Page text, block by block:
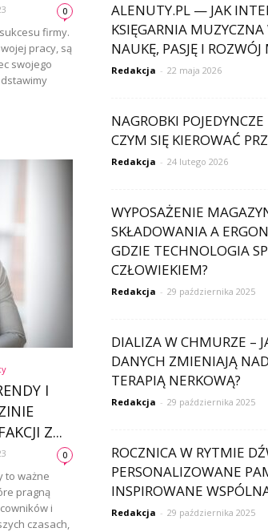
0
firmy.
pracy, są
swojego
I
Z...
0
to ważne
pragną
i
czasach,
ALENUTY.PL — JAK
KSIĘGARNIA MUZYCZNA
NAUKĘ, PASJĘ I
Redakcja - 22 maja 2026
NAGROBKI
CZYM SIĘ KIEROWAĆ
Redakcja - 24 lutego 2026
WYPOSAŻENIE
SKŁADOWANIA A
GDZIE TECHNOLOGIA
CZŁOWIEKIEM?
Redakcja - 29 października 2025
DIALIZA W CHMURZE –
DANYCH ZMIENIAJĄ
TERAPIĄ NERKOWĄ?
Redakcja - 29 października 2025
ROCZNICA W RYTMIE
PERSONALIZOWANE
INSPIROWANE
Redakcja - 29 października 2025